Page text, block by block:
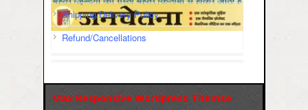
Shipping/Delivery Policy
Refund/Cancellations
Max Responsive Wordpress Themse